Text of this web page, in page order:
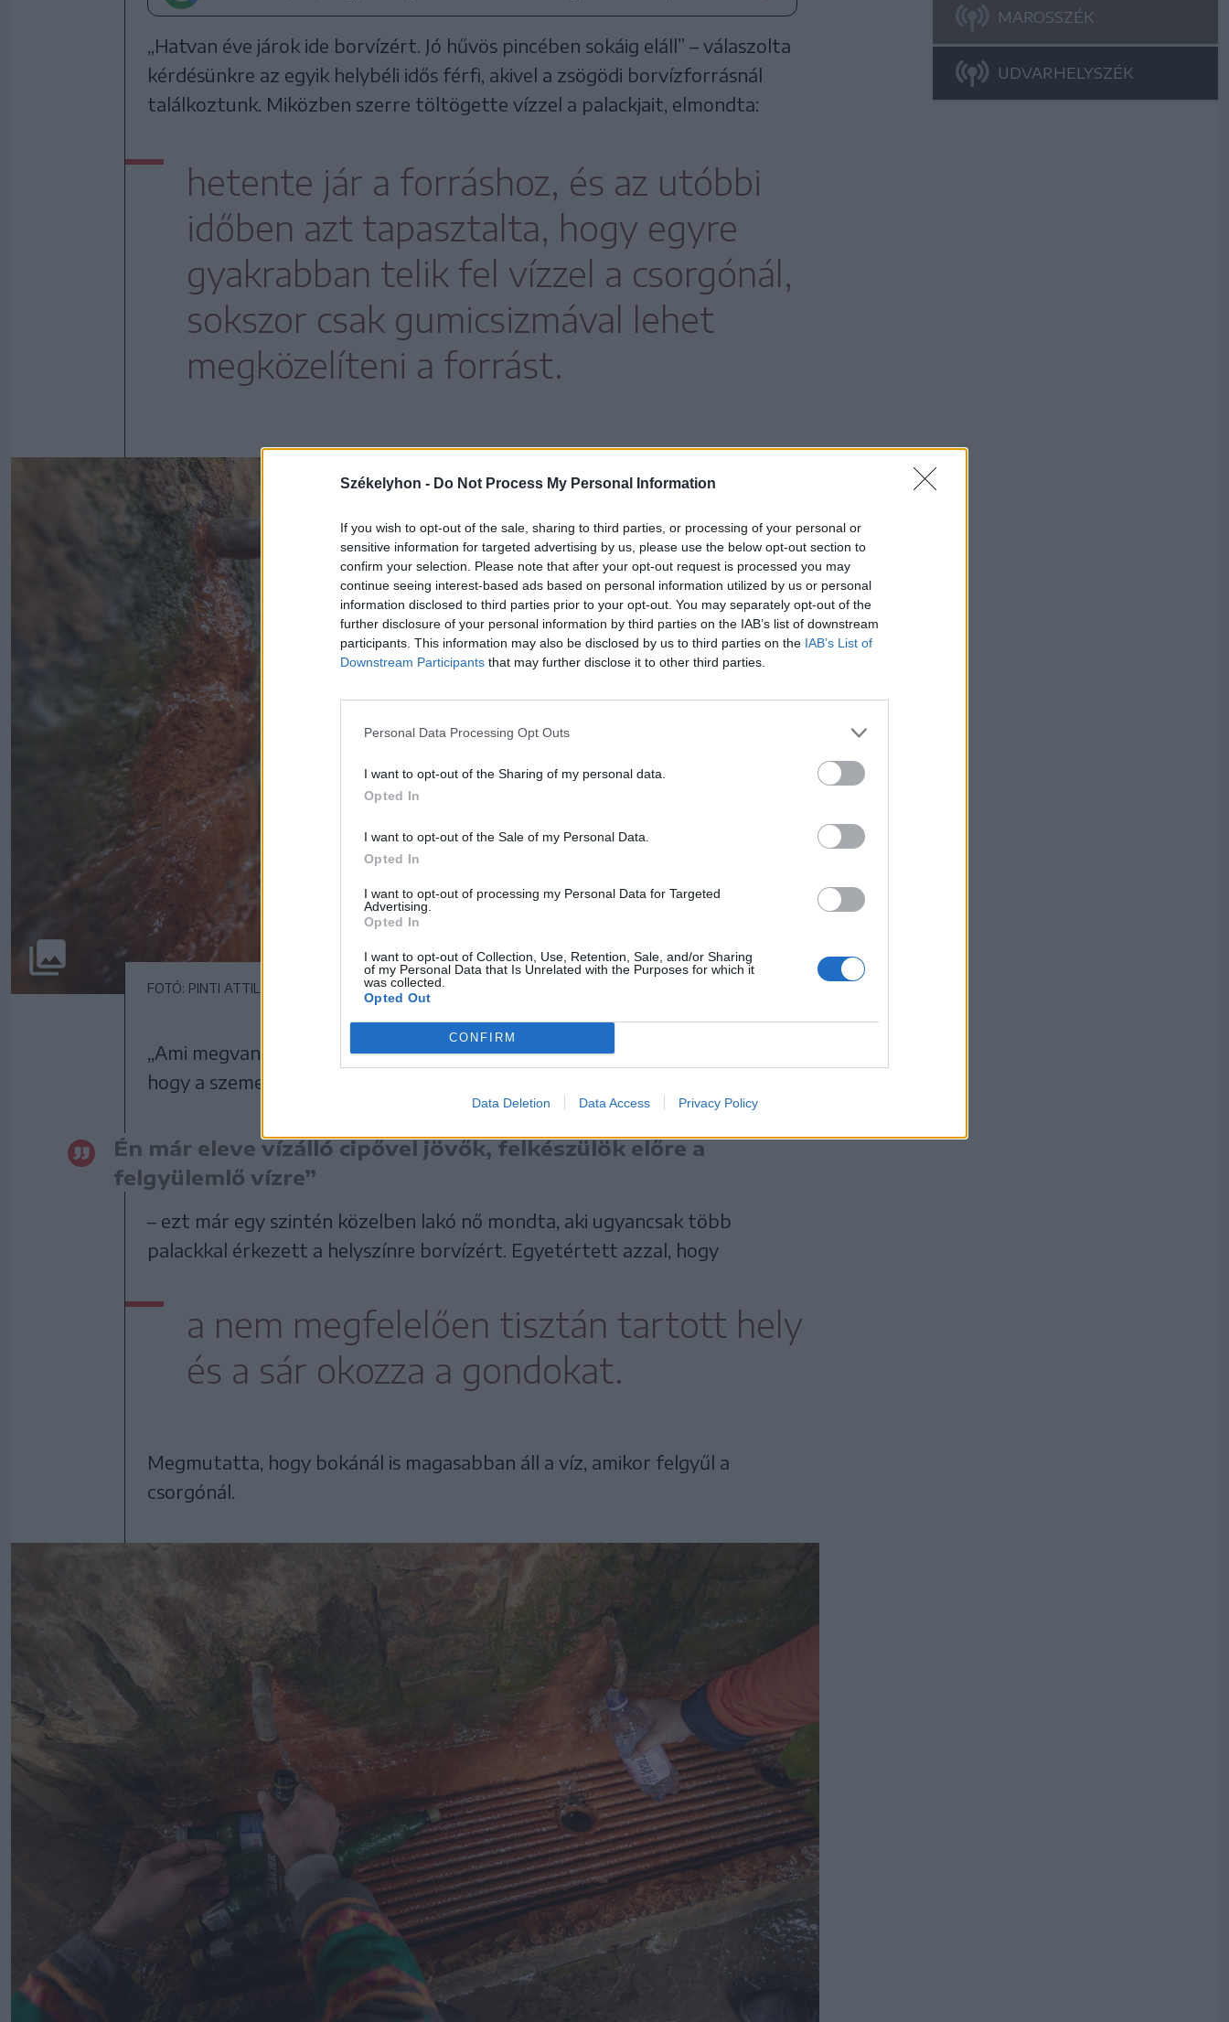
Székelyhon - Do Not Process My Personal Information
If you wish to opt-out of the sale, sharing to third parties, or processing of your personal or
sensitive information for targeted advertising by us, please use the below opt-out section to
confirm your selection. Please note that after your opt-out request is processed you may
continue seeing interest-based ads based on personal information utilized by us or personal
information disclosed to third parties prior to your opt-out. You may separately opt-out of the
further disclosure of your personal information by third parties on the IAB’s list of downstream
participants. This information may also be disclosed by us to third parties on the IAB’s List of
Downstream Participants that may further disclose it to other third parties.
Personal Data Processing Opt Outs
I want to opt-out of the Sharing of my personal data.
Opted In
I want to opt-out of the Sale of my Personal Data.
Opted In
I want to opt-out of processing my Personal Data for Targeted
Advertising.
Opted In
I want to opt-out of Collection, Use, Retention, Sale, and/or Sharing
of my Personal Data that Is Unrelated with the Purposes for which it
was collected.
Opted Out
CONFIRM
Data Deletion Data Access Privacy Policy
„Hatvan éve járok ide borvízért. Jó hűvös pincében sokáig eláll” – válaszolta
kérdésünkre az egyik helybéli idős férfi, akivel a zsögödi borvízforrásnál
találkoztunk. Miközben szerre töltögette vízzel a palackjait, elmondta:
hetente jár a forráshoz, és az utóbbi
időben azt tapasztalta, hogy egyre
gyakrabban telik fel vízzel a csorgónál,
sokszor csak gumicsizmával lehet
megközelíteni a forrást.
FOTÓ: PINTI ATTILA
„Ami megvan, azt nem tudjuk megbecsülni” – morfondírozott. Hozzátette,
hogy a szemetelés miatt dugul el legtöbbször a lefolyó.
Én már eleve vízálló cipővel jövők, felkészülök előre a
felgyülemlő vízre”
– ezt már egy szintén közelben lakó nő mondta, aki ugyancsak több
palackkal érkezett a helyszínre borvízért. Egyetértett azzal, hogy
a nem megfelelően tisztán tartott hely
és a sár okozza a gondokat.
Megmutatta, hogy bokánál is magasabban áll a víz, amikor felgyűl a
csorgónál.
MAROSSZÉK
UDVARHELYSZÉK